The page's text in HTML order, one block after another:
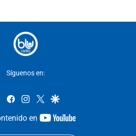
Síguenos en:
whatsappfacebookinstagram
twittergoogle
en
youtube-